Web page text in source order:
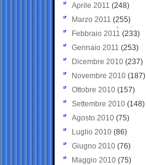
Aprile 2011 (248)
Marzo 2011 (255)
Febbraio 2011 (233)
Gennaio 2011 (253)
Dicembre 2010 (237)
Novembre 2010 (187)
Ottobre 2010 (157)
Settembre 2010 (148)
Agosto 2010 (75)
Luglio 2010 (86)
Giugno 2010 (76)
Maggio 2010 (75)